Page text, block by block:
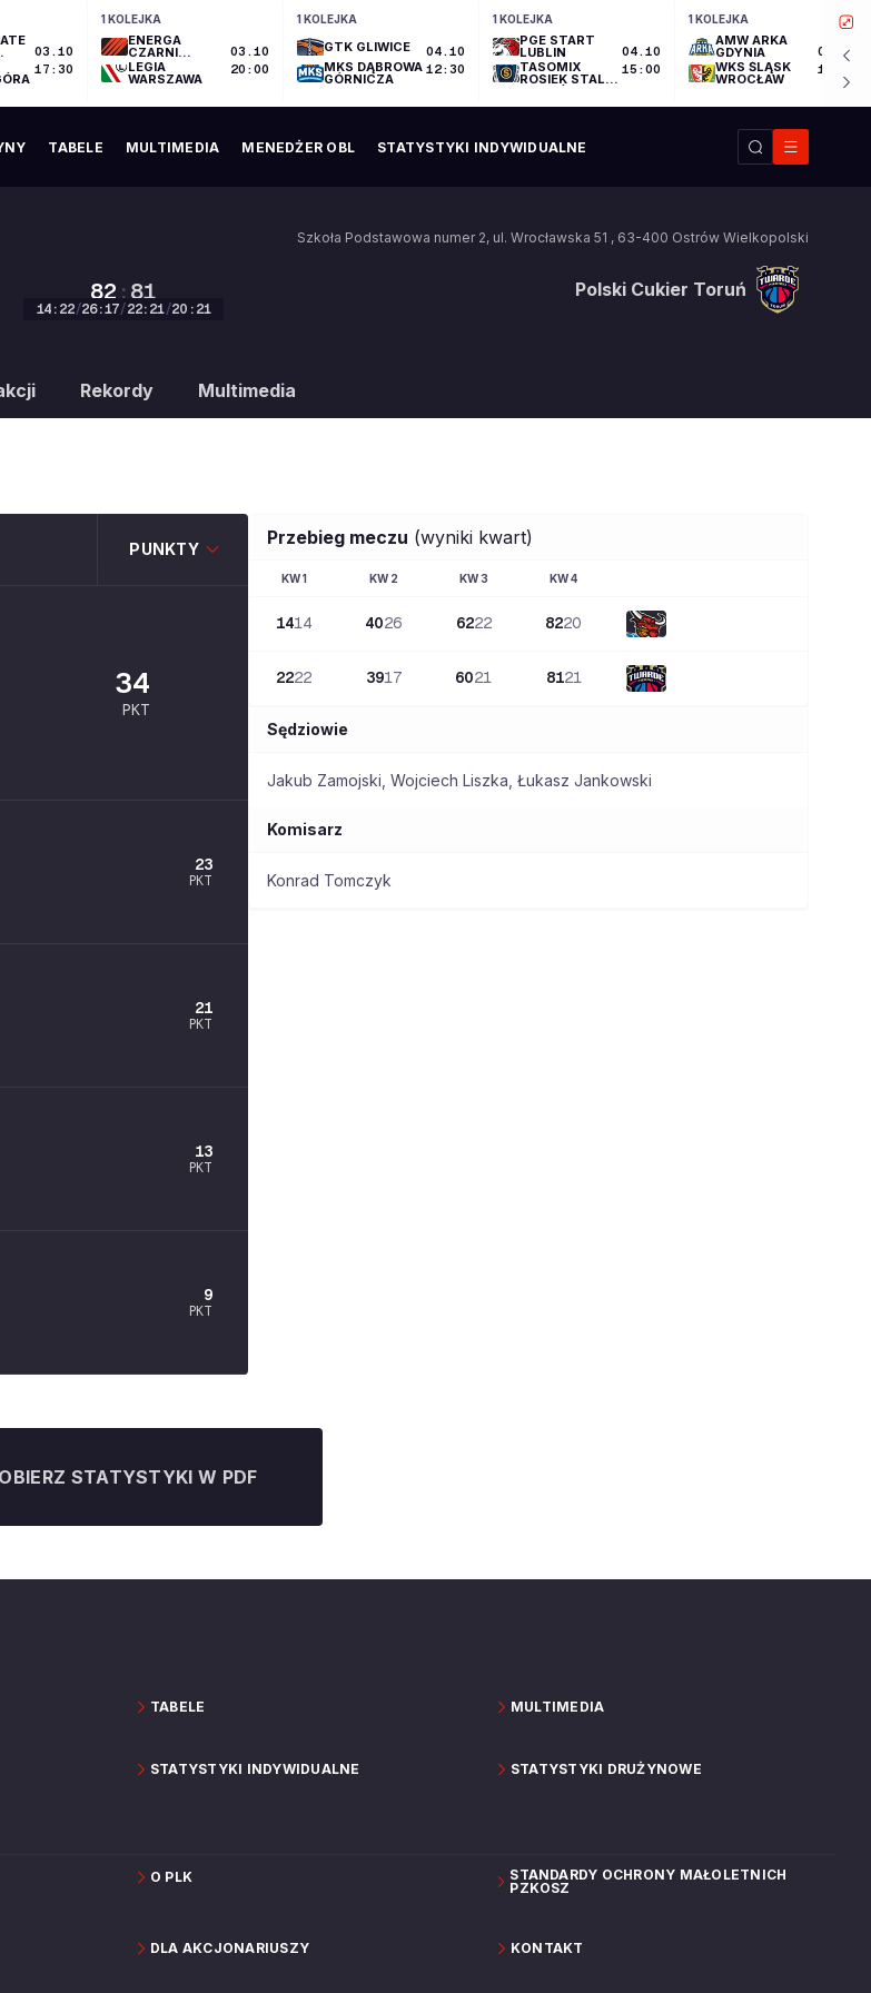
03.10
17:30
1 KOLEJKA
ENERGA
CZARNI
SŁUPSK
LEGIA
WARSZAWA
03.10
20:00
1 KOLEJKA
GTK GLIWICE
MKS DĄBROWA
GÓRNICZA
04.10
12:30
1 KOLEJKA
PGE START
LUBLIN
TASOMIX
ROSIEK STAL
WIELKOPOLSKI
04.10
15:00
1 KOLEJKA
AMW ARKA
GDYNIA
WKS ŚLĄSK
WROCŁAW
04.10
17:30
TABELE MULTIMEDIA MENEDŻER OBL STATYSTYKI INDYWIDUALNE
Szkoła Podstawowa numer 2, ul. Wrocławska 51 , 63-400 Ostrów Wielkopolski
82 : 81 Polski Cukier Toruń
14 : 22/26:17/22: 21/20 : 21
Rekordy Multimedia
PUNKTY
34
PKT
23
PKT
21
PKT
13
PKT
9
PKT
Przebieg meczu (wyniki kwart)
KW1 KW 2 KW3 KW4
1414 4026 6222 8220
2222 3917 6021 8121
Sędziowie
Jakub Zamojski Wojciech Liszka Łukasz Jankowski
Komisarz
Konrad Tomczyk
STATYSTYKI W PDF
TABELE MULTIMEDIA
STATYSTYKI INDYWIDUALNE STATYSTYKI DRUŻYNOWE
O PLK
STANDARDY OCHRONY MAŁOLETNICH
PZKOSZ
DLA AKCJONARIUSZY KONTAKT